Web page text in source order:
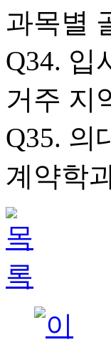
과목별
Q34. 입
거주 지
Q35. 의
계약학